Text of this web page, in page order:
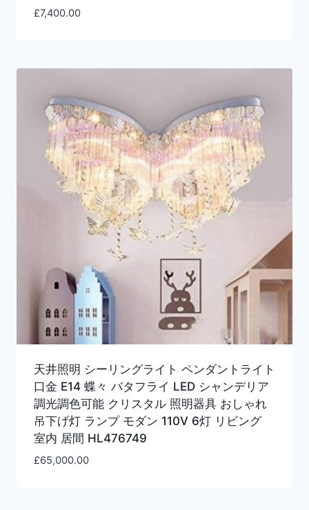
£7,400.00
天井照明 シーリングライト ペンダントライト
口金 E14 蝶々 バタフライ LED シャンデリア
調光調色可能 クリスタル 照明器具 おしゃれ
吊下げ灯 ランプ モダン 110V 6灯 リビング
室内 居間 HL476749
£65,000.00